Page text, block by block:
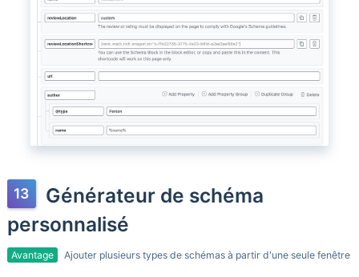
Générateur de schéma
personnalisé
Avantage Ajouter plusieurs types de schémas à partir d'une seule fenêtre